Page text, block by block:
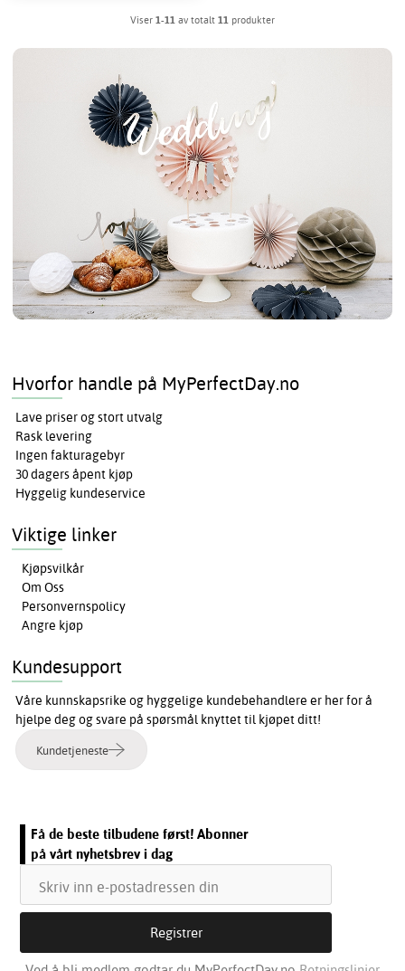
Viser 1-11 av totalt 11 produkter
Hvorfor handle på MyPerfectDay.no
Lave priser og stort utvalg
Rask levering
Ingen fakturagebyr
30 dagers åpent kjøp
Hyggelig kundeservice
Viktige linker
Kjøpsvilkår
Om Oss
Personvernspolicy
Angre kjøp
Kundesupport
Våre kunnskapsrike og hyggelige kundebehandlere er her for å
hjelpe deg og svare på spørsmål knyttet til kjøpet ditt!
Kundetjeneste
Få de beste tilbudene først! Abonner
på vårt nyhetsbrev i dag